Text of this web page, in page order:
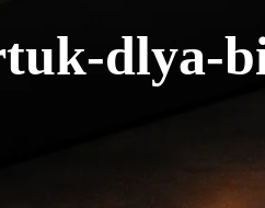
dlya-